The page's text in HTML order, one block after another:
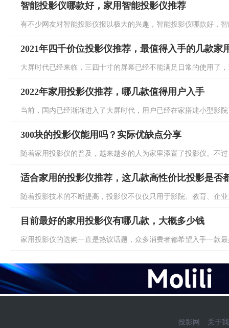
智能投影仪哪款好，家用智能投影仪推荐
有不少网友对智能投影仪报以极大的兴趣，智能投影仪哪款好，
2021年四千价位投影仪推荐，最值得入手的几款家
大屏时代已经来临，三四十寸的屏幕已经不能满足日常的使用了
2022年家用投影仪推荐，哪几款值得用户入手
当前，国内已经渐渐进入了大屏时代，用户已经在家搭建小型影
300块的投影仪能用吗？实际优缺点分享
随着家用投影仪的普及，越来越多的人为家里添置了投影仪。不
适合家用的投影仪推荐，这几款高性价比投影是否
随着投影技术的不断提高，投影仪不仅仅只用于影院、教育、企
目前最好的家用投影仪有哪几款，大概多少钱
家用投影仪的选购一直是热议话题，众多消费者都希望入手一款
投影网 关于